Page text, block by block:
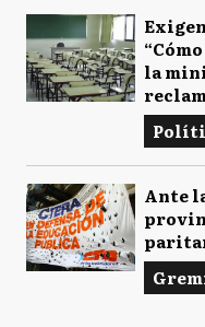
“Cómo será la
la
Ante